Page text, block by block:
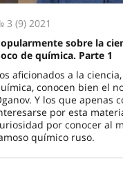
3 (9) 2021
sobre la
de química. Parte 1
aficionados a la
conocen bien el
Y los que apenas
por esta
por conocer al
químico ruso.